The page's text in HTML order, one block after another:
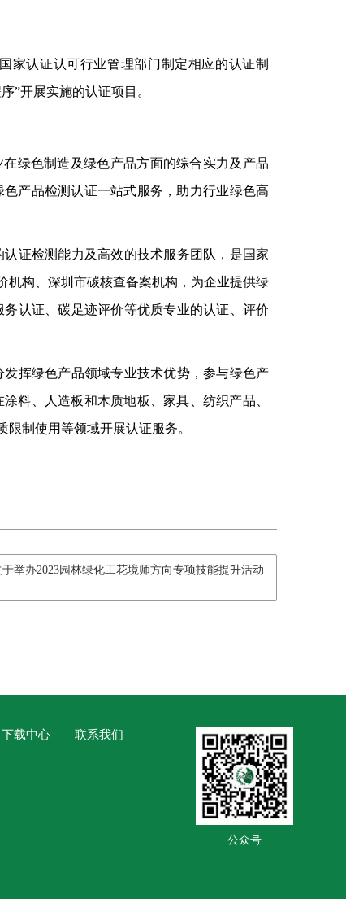
家认证认可行业管理部门制定相应的认证制
”开展实施的认证项目。
绿色制造及绿色产品方面的综合实力及产品
色产品检测认证一站式服务，助力行业绿色高
证检测能力及高效的技术服务团队，是国家
机构、深圳市碳核查备案机构，为企业提供绿
认证、碳足迹评价等优质专业的认证、评价
挥绿色产品领域专业技术优势，参与绿色产
料、人造板和木质地板、家具、纺织产品、
制使用等领域开展认证服务。
举办2023园林绿化工花境师方向专项技能提升活动
下载中心 联系我们
公众号